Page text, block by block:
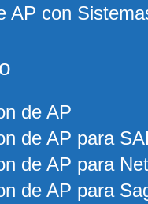
AP con
de AP
de AP para
de AP para
de AP para